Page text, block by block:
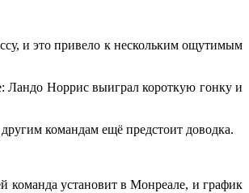
и это привело к нескольким ощутимым
Ландо Норрис выиграл короткую гонку и
командам ещё предстоит доводка.
команда установит в Монреале, и график